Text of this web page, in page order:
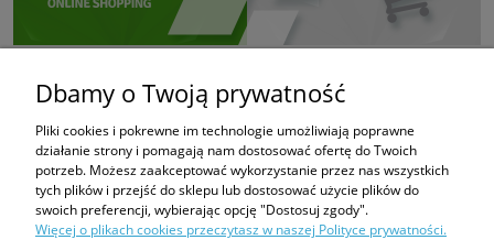
Dbamy o Twoją prywatność
Pliki cookies i pokrewne im technologie umożliwiają poprawne
działanie strony i pomagają nam dostosować ofertę do Twoich
potrzeb. Możesz zaakceptować wykorzystanie przez nas wszystkich
tych plików i przejść do sklepu lub dostosować użycie plików do
swoich preferencji, wybierając opcję "Dostosuj zgody".
Więcej o plikach cookies przeczytasz w naszej Polityce prywatności.